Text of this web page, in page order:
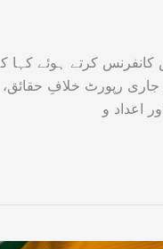
کرتے ہوئے کہا کہ
رپورٹ خلافِ حقائق،
اعداد و